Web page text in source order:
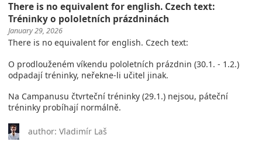
There is no equivalent for english. Czech text:
Tréninky o pololetních prázdninách
January 29, 2026
There is no equivalent for english. Czech text:
O prodlouženém víkendu pololetních prázdnin (30.1. - 1.2.)
odpadají tréninky, neřekne-li učitel jinak.
Na Campanusu čtvrteční tréninky (29.1.) nejsou, páteční
tréninky probíhají normálně.
author: Vladimír Laš